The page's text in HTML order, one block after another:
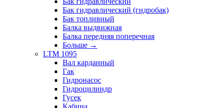
Бак гидравлический (гидробак)
Бак топливный
Балка выдвижная
Балка передняя поперечная
Больше →
LTM 1095
Вал карданный
Гак
Гидронасос
Гидроцилиндр
Гусек
Кабина